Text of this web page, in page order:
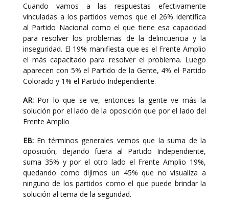
Cuando vamos a las respuestas efectivamente
vinculadas a los partidos vemos que el 26% identifica
al Partido Nacional como el que tiene esa capacidad
para resolver los problemas de la delincuencia y la
inseguridad. El 19% manifiesta que es el Frente Amplio
el más capacitado para resolver el problema. Luego
aparecen con 5% el Partido de la Gente, 4% el Partido
Colorado y 1% el Partido Independiente.
AR: Por lo que se ve, entonces la gente ve más la
solución por el lado de la oposición que por el lado del
Frente Amplio
EB: En términos generales vemos que la suma de la
oposición, dejando fuera al Partido Independiente,
suma 35% y por el otro lado el Frente Amplio 19%,
quedando como dijimos un 45% que no visualiza a
ninguno de los partidos como el que puede brindar la
solución al tema de la seguridad.